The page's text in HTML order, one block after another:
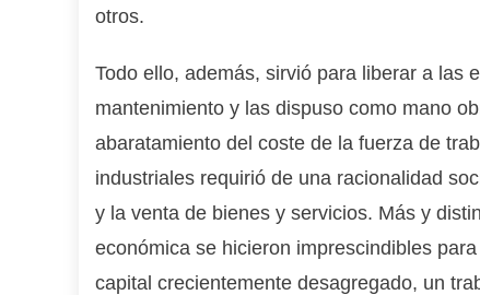
otros.
Todo ello, además, sirvió para liberar a las
mantenimiento y las dispuso como mano
abaratamiento del coste de la fuerza de
industriales requirió de una racionalidad
y la venta de bienes y servicios. Más y
económica se hicieron imprescindibles
capital crecientemente desagregado, un